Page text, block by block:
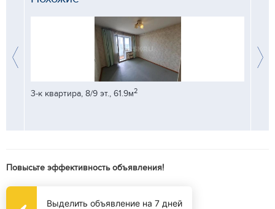
3-к квартира, 8/9 эт., 61.9м2
Повысьте эффективность объявления!
Выделить объявление на 7 дней